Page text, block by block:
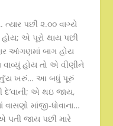
પછી ૨.૦૦ વાગ્યે
એ પૂરો થાય પછી
આંગણમાં બાગ હોય
વાવ્યું હોય તો એ વીણીને
ખરું… આ બધું પૂરું
એ થઇ જાય,
માંજી-ધોવાના…
પતી જાય પછી મારે